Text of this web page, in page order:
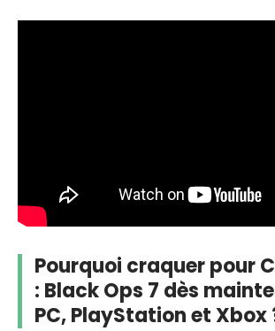
Pourquoi craquer pour
: Black Ops 7 dès
PC, PlayStation et Xbox